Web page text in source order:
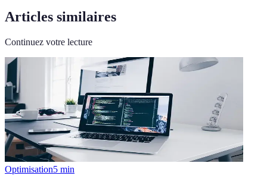
Articles similaires
Continuez votre lecture
Optimisation5 min